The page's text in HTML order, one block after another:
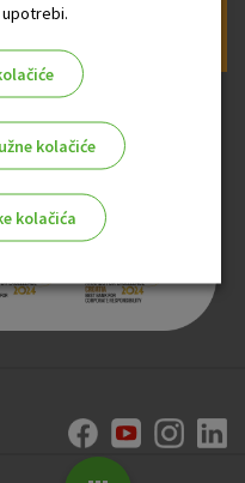
kolačiće
kolačića
Nužni kolačići